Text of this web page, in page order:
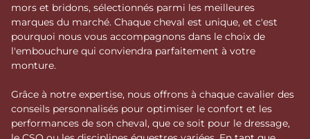
mors et bridons, sélectionnés parmi les meilleures
marques du marché. Chaque cheval est unique, et c'est
pourquoi nous vous accompagnons dans le choix de
l'embouchure qui conviendra parfaitement à votre
monture.
Grâce à notre expertise, nous offrons à chaque cavalier des
conseils personnalisés pour optimiser le confort et les
performances de son cheval, que ce soit pour le dressage,